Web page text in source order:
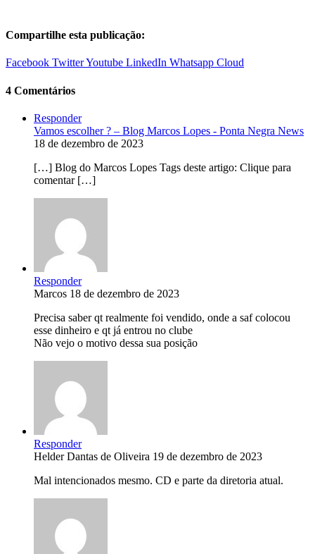
Compartilhe esta publicação:
Facebook TwitterYoutube LinkedIn Whatsapp Cloud
4 Comentários
Responder
Vamos escolher ? – Blog Marcos Lopes - Ponta Negra News
18 de dezembro de 2023
[…] Blog do Marcos Lopes Tags deste artigo: Clique para
comentar […]
Responder
Marcos 18 de dezembro de 2023
Precisa saber qt realmente foi vendido, onde a saf colocou
esse dinheiro e qt já entrou no clube
Não vejo o motivo dessa sua posição
Responder
Helder Dantas de Oliveira 19 de dezembro de 2023
Mal intencionados mesmo. CD e parte da diretoria atual.